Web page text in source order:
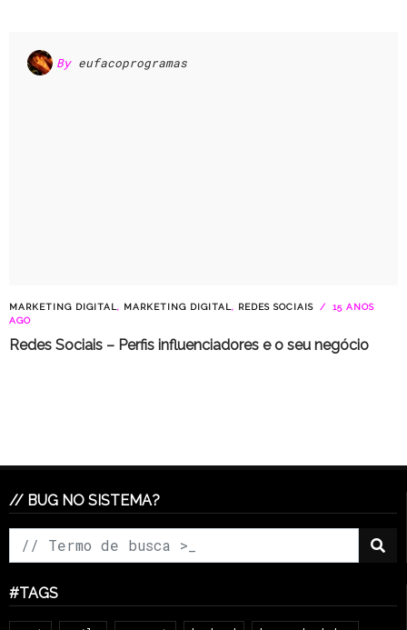
By eufacoprogramas
MARKETING DIGITAL , MARKETING DIGITAL , REDES SOCIAIS
15 ANOS
AGO
Redes Sociais – Perfis influenciadores e o seu negócio
// BUG NO SISTEMA?
#TAGS